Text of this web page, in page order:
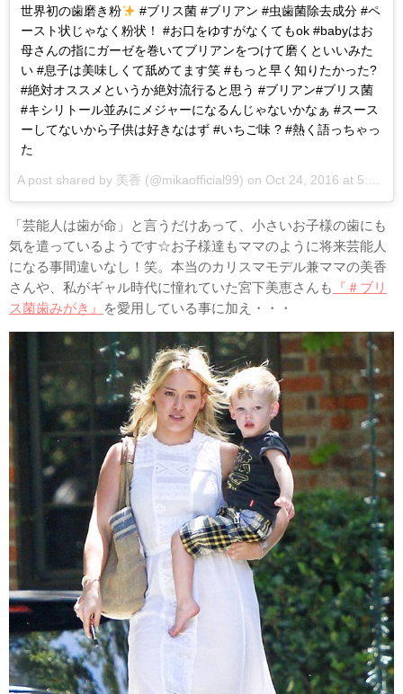
世界初の歯磨き粉
#ブリス菌 #ブリアン #虫歯菌除去成分 #ペ
ースト状じゃなく粉状！ #お口をゆすがなくてもok #babyはお
母さんの指にガーゼを巻いてブリアンをつけて磨くといいみた
い #息子は美味しくて舐めてます笑 #もっと早く知りたかった?
#絶対オススメというか絶対流行ると思う #ブリアン#ブリス菌
#キシリトール並みにメジャーになるんじゃないかなぁ #スース
ーしてないから子供は好きなはず #いちご味 ? #熱く語っちゃっ
た
A post shared by 美香 (@mikaofficial99) on Oct 24, 2016 at 5:10pm PDT
「芸能人は歯が命」と言うだけあって、小さいお子様の歯にも
気を遣っているようです☆お子様達もママのように将来芸能人
になる事間違いなし！笑。本当のカリスマモデル兼ママの美香
さんや、私がギャル時代に憧れていた宮下美恵さんも
『＃ブリ
ス菌歯みがき』
を愛用している事に加え・・・